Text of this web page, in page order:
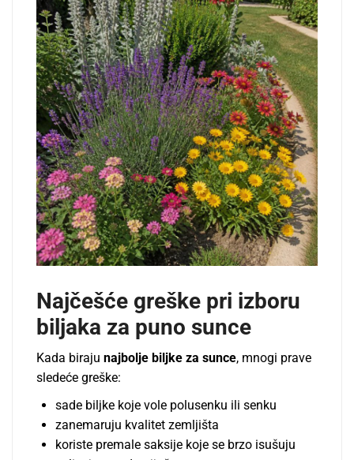
Najčešće greške pri izboru
biljaka za puno sunce
Kada biraju najbolje biljke za sunce, mnogi prave
sledeće greške:
sade biljke koje vole polusenku ili senku
zanemaruju kvalitet zemljišta
koriste premale saksije koje se brzo isušuju